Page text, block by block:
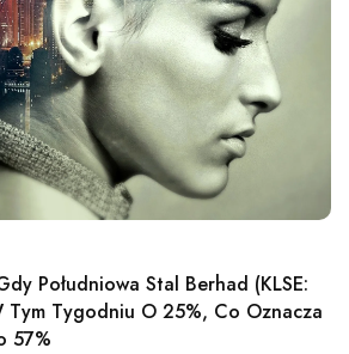
Południowa Stal Berhad (KLSE:
Tym Tygodniu O 25%, Co Oznacza
57%